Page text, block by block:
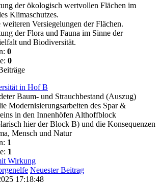
der ökologisch wertvollen Flächen im
Klimaschutzes.
Versiegelungen der Flächen.
der Flora und Fauna im Sinne der
und Biodiversität.
0
0
in Hof B
Baum- und Strauchbestand (Auszug)
Modernisierungsarbeiten des Spar &
in den Innenhöfen Althoffblock
hier der Block B) und die Konsequenzen
Mensch und Natur
1
1
Wirkung
Neuester Beitrag
17:18:48